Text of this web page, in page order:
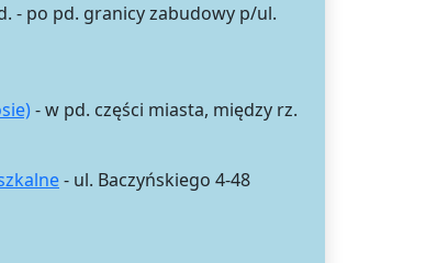
- po pd. granicy zabudowy p/ul.
- w pd. części miasta, między rz.
- ul. Baczyńskiego 4-48